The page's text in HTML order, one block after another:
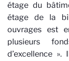
étage du
étage de la
ouvrages est
plusieurs
d’excellence